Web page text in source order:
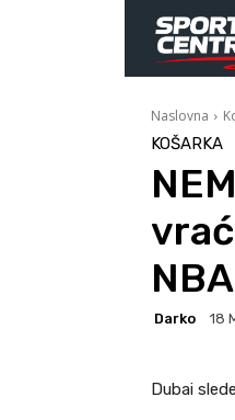
Naslovna
KOŠARKA
Darko 18
Dubai